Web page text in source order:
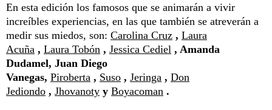
En esta edición los famosos que se animarán a vivir
increíbles experiencias, en las que también se atreverán a
medir sus miedos, son: Carolina Cruz , Laura
Acuña , Laura Tobón , Jessica Cediel , Amanda
Dudamel, Juan Diego
Vanegas, Piroberta , Suso , Jeringa , Don
Jediondo , Jhovanoty y Boyacoman .